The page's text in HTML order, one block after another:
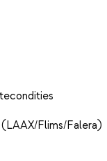
Flims/Falera)